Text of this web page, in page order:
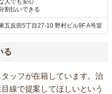
人でも安心
割払いできる
五反田5丁目27-10 野村ビル9F A号室
る
ッフが在籍しています。治
線で提案してほしいという